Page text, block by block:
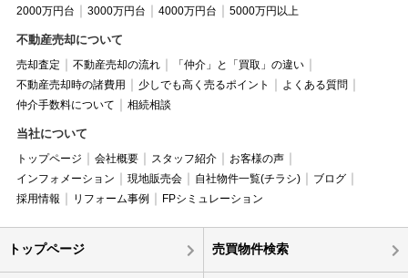
2000万円台 3000万円台 4000万円台 5000万円以上
不動産売却について
売却査定 不動産売却の流れ
「仲介」と「買取」の違い
不動産売却時の諸費用
少しでも高く売るポイント
よくある質問
仲介手数料について
相続相談
当社について
トップページ 会社概要 スタッフ紹介
お客様の声
インフォメーション
現地販売会 自社物件一覧(チラシ)
ブログ
採用情報
リフォーム事例 FPシミュレーション
トップページ 売買物件検索